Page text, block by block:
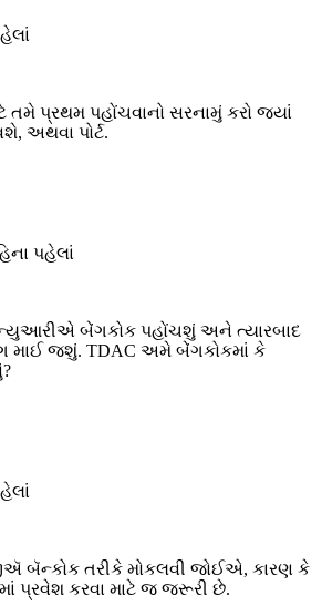
તમે પ્રથમ પહોંચવાનો સરનામું કરો જ્યાં
અથવા પોર્ટ.
પહેલાં
બેંગકોક પહોંચશું અને ત્યારબાદ
માઈ જશું. TDAC અમે બેંગકોકમાં કે
બૅન્કોક તરીકે મોકલવી જોઈએ, કારણ કે
પ્રવેશ કરવા માટે જ જરૂરી છે.